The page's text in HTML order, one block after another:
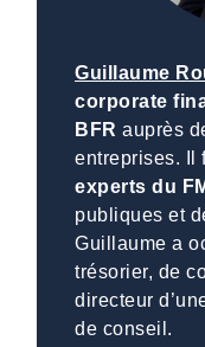
Guillaume
corporate
BFR auprès
entreprises. Il
experts du
publiques et
Guillaume a
trésorier, de
directeur
de conseil.